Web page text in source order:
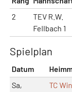
2
TEV R.W.
Fellbach 1
Spielplan
Datum
Sa,
TC